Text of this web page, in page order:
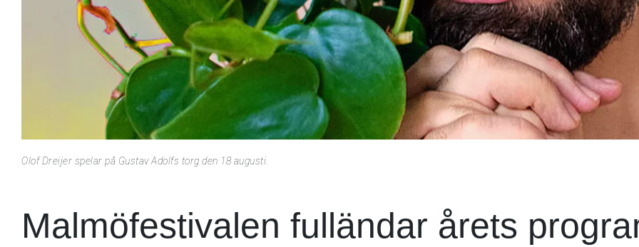
Olof Dreijer spelar på Gustav Adolfs torg den 18 augusti.
Malmöfestivalen fulländar årets